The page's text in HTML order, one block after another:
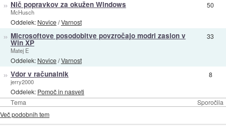
Tema Sporočila
» Nič popravkov za okužen Windows
McHusch
Oddelek: Novice/Varnost
50
» Microsoftove posodobitve povzročajo modri zaslon v
Win XP
Matej E
Oddelek: Novice/Varnost
33
» Vdor v računalnik
jerry2000
Oddelek: Pomoč in nasveti
8
Več podobnih tem